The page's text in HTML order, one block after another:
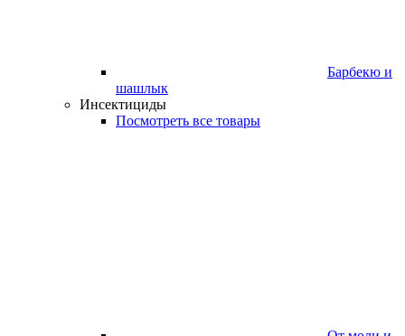
Барбекю и
шашлык
Инсектициды
Посмотреть все товары